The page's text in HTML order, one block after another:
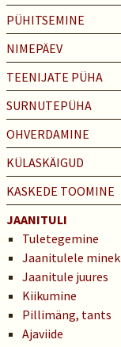
PÜHITSEMINE
NIMEPÄEV
TEENIJATE PÜHA
SURNUTEPÜHA
OHVERDAMINE
KÜLASKÄIGUD
KASKEDE TOOMINE
JAANITULI
Tuletegemine
Jaanitulele minek
Jaanitule juures
Kiikumine
Pillimäng, tants
Ajaviide